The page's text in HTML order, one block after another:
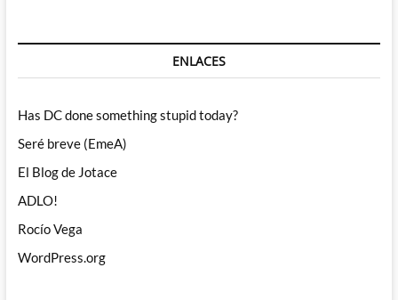
ENLACES
Has DC done something stupid today?
Seré breve (EmeA)
El Blog de Jotace
ADLO!
Rocío Vega
WordPress.org